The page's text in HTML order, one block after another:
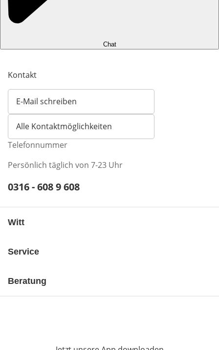
Chat
Kontakt
E-Mail schreiben
Öffnet E-Mail-Client
Alle Kontaktmöglichkeiten
Telefonnummer
Persönlich täglich von 7-23 Uhr
Telefonnummer:
0316 - 608 9 608
Witt
Service
Beratung